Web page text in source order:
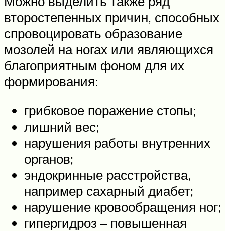
второстепенных причин, способных
спровоцировать образование
мозолей на ногах или являющихся
благоприятным фоном для их
формирования:
грибковое поражение стопы;
лишний вес;
нарушения работы внутренних
органов;
эндокринные расстройства,
например сахарный диабет;
нарушение кровообращения ног;
гипергидроз – повышенная